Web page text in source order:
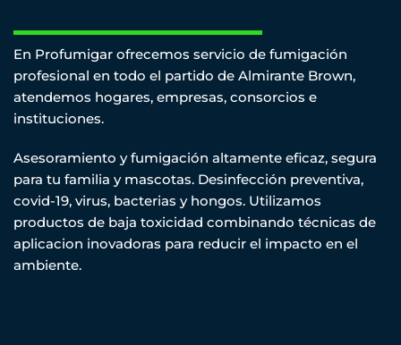
En Profumigar ofrecemos servicio de fumigación
profesional en todo el partido de Almirante Brown,
atendemos hogares, empresas, consorcios e
instituciones.
Asesoramiento y fumigación altamente eficaz, segura
para tu familia y mascotas. Desinfección preventiva,
covid-19, virus, bacterias y hongos. Utilizamos
productos de baja toxicidad combinando técnicas de
aplicacion inovadoras para reducir el impacto en el
ambiente.